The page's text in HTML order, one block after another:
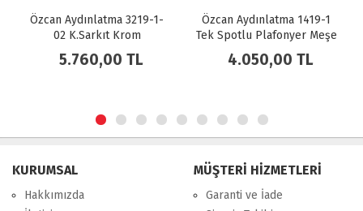
Özcan Aydınlatma 1419-1
Tek Spotlu Plafonyer Meşe
4.050,00 TL
Özcan Aydınlatma 3219-2-
03 K.Sarkıt Sarı
8.730,00 TL
KURUMSAL
Hakkımızda
MÜŞTERİ HİZMETLERİ
Garanti ve İade